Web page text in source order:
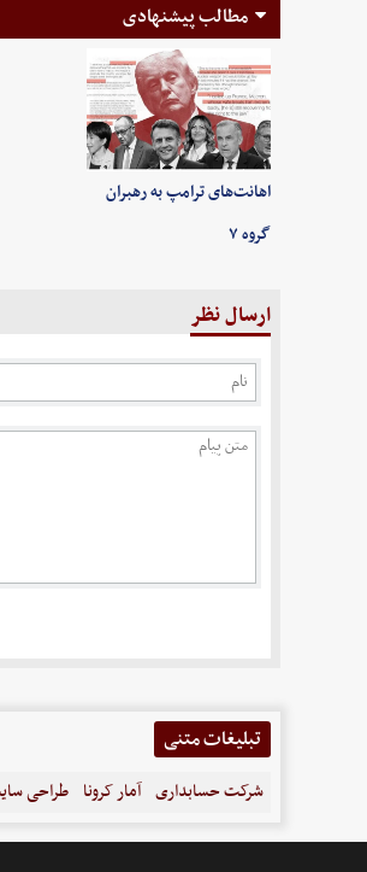
مطالب پیشنهادی
اهانت‌های ترامپ به رهبران
گروه ۷
ارسال نظر
تبلیغات متنی
شرکت حسابداری آمار کرونا طراحی